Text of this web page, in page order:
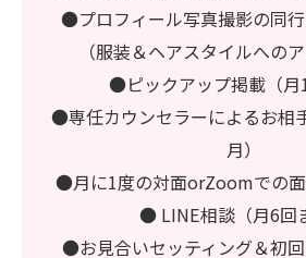
●プロフィール写真撮影の同
（服装＆ヘアスタイルへの
●ピックアップ掲載（月1
●専任カウンセラーによるお相
月）
●月に1度の対面orZoomでの面
● LINE相談（月6回
●お見合いセッティング＆初